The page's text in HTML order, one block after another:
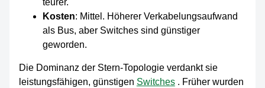
Kosten: Mittel. Höherer Verkabelungsaufwand
als Bus, aber Switches sind günstiger
geworden.
Die Dominanz der Stern-Topologie verdankt sie
leistungsfähigen, günstigen Switches. Früher wurden